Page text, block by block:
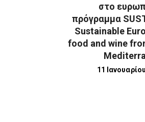
στο
πρόγραμμα
Sustainable
food and wine
11